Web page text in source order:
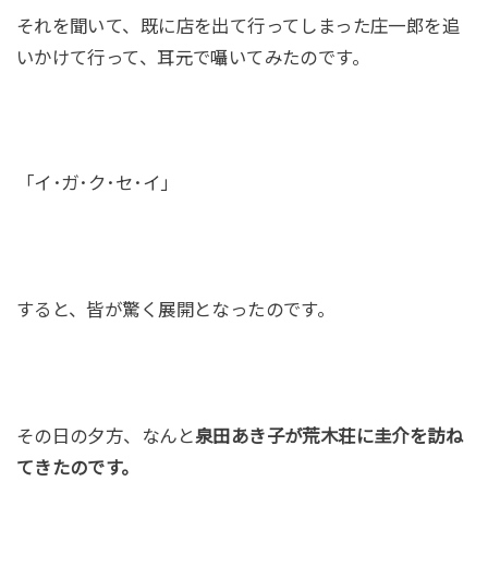
それを聞いて、既に店を出て行ってしまった庄一郎を追
いかけて行って、耳元で囁いてみたのです。
「イ･ガ･ク･セ･イ」
すると、皆が驚く展開となったのです。
その日の夕方、なんと泉田あき子が荒木荘に圭介を訪ね
てきたのです。